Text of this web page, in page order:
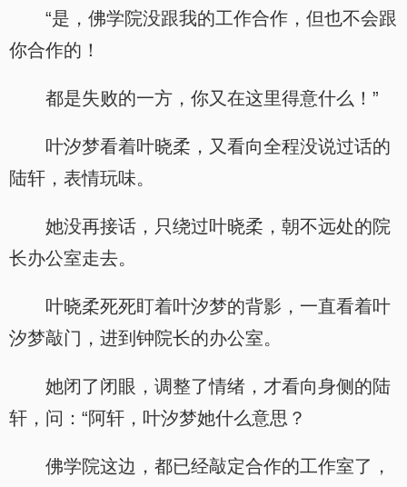
“是，佛学院没跟我的工作合作，但也不会跟
你合作的！
都是失败的一方，你又在这里得意什么！”
叶汐梦看着叶晓柔，又看向全程没说过话的
陆轩，表情玩味。
她没再接话，只绕过叶晓柔，朝不远处的院
长办公室走去。
叶晓柔死死盯着叶汐梦的背影，一直看着叶
汐梦敲门，进到钟院长的办公室。
她闭了闭眼，调整了情绪，才看向身侧的陆
轩，问：“阿轩，叶汐梦她什么意思？
佛学院这边，都已经敲定合作的工作室了，